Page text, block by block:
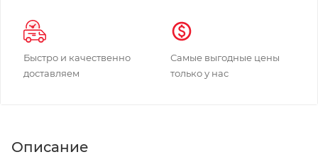
Быстро и качественно
доставляем
Самые выгодные цены
только у нас
Описание